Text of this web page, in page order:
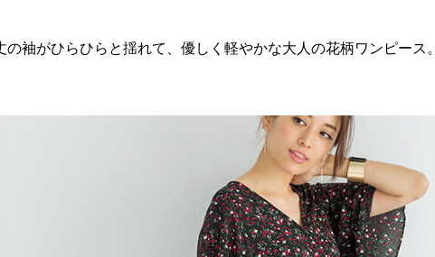
の袖がひらひらと揺れて、優しく軽やかな大人の花柄ワンピース。